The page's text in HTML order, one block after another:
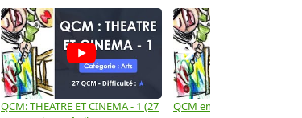
QCM: THEATRE ET CINEMA - 1 (27
QCM en Histoire des arts -
→